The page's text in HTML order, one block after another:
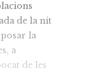
de la nit
la
a
de les